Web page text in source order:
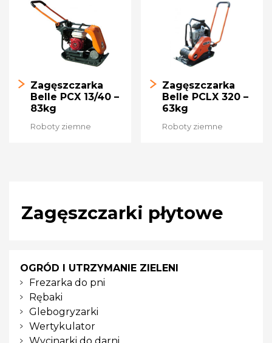
Zagęszczarka
Belle PCX 13/40 –
83kg
Roboty ziemne
Zagęszczarka
Belle PCLX 320 –
63kg
Roboty ziemne
Zagęszczarki płytowe
OGRÓD I UTRZYMANIE ZIELENI
Frezarka do pni
Rębaki
Glebogryzarki
Wertykulator